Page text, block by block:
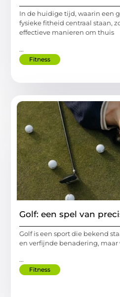
In de huidige tijd, waarin een
fysieke fitheid centraal staan,
effectieve manieren om thuis
...
Fitness
Golf: een spel van
Golf is een sport die bekend
en verfijnde benadering, maar
...
Fitness